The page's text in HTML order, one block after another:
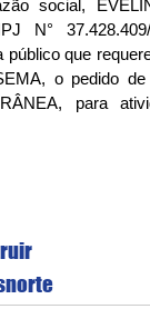
social,
N° 37.428.409/
que
o pedido
para